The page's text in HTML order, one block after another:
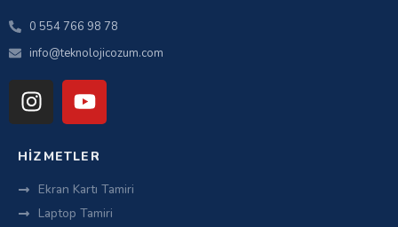
0 554 766 98 78
info@teknolojicozum.com
HIZMETLER
Ekran Kartı Tamiri
Laptop Tamiri